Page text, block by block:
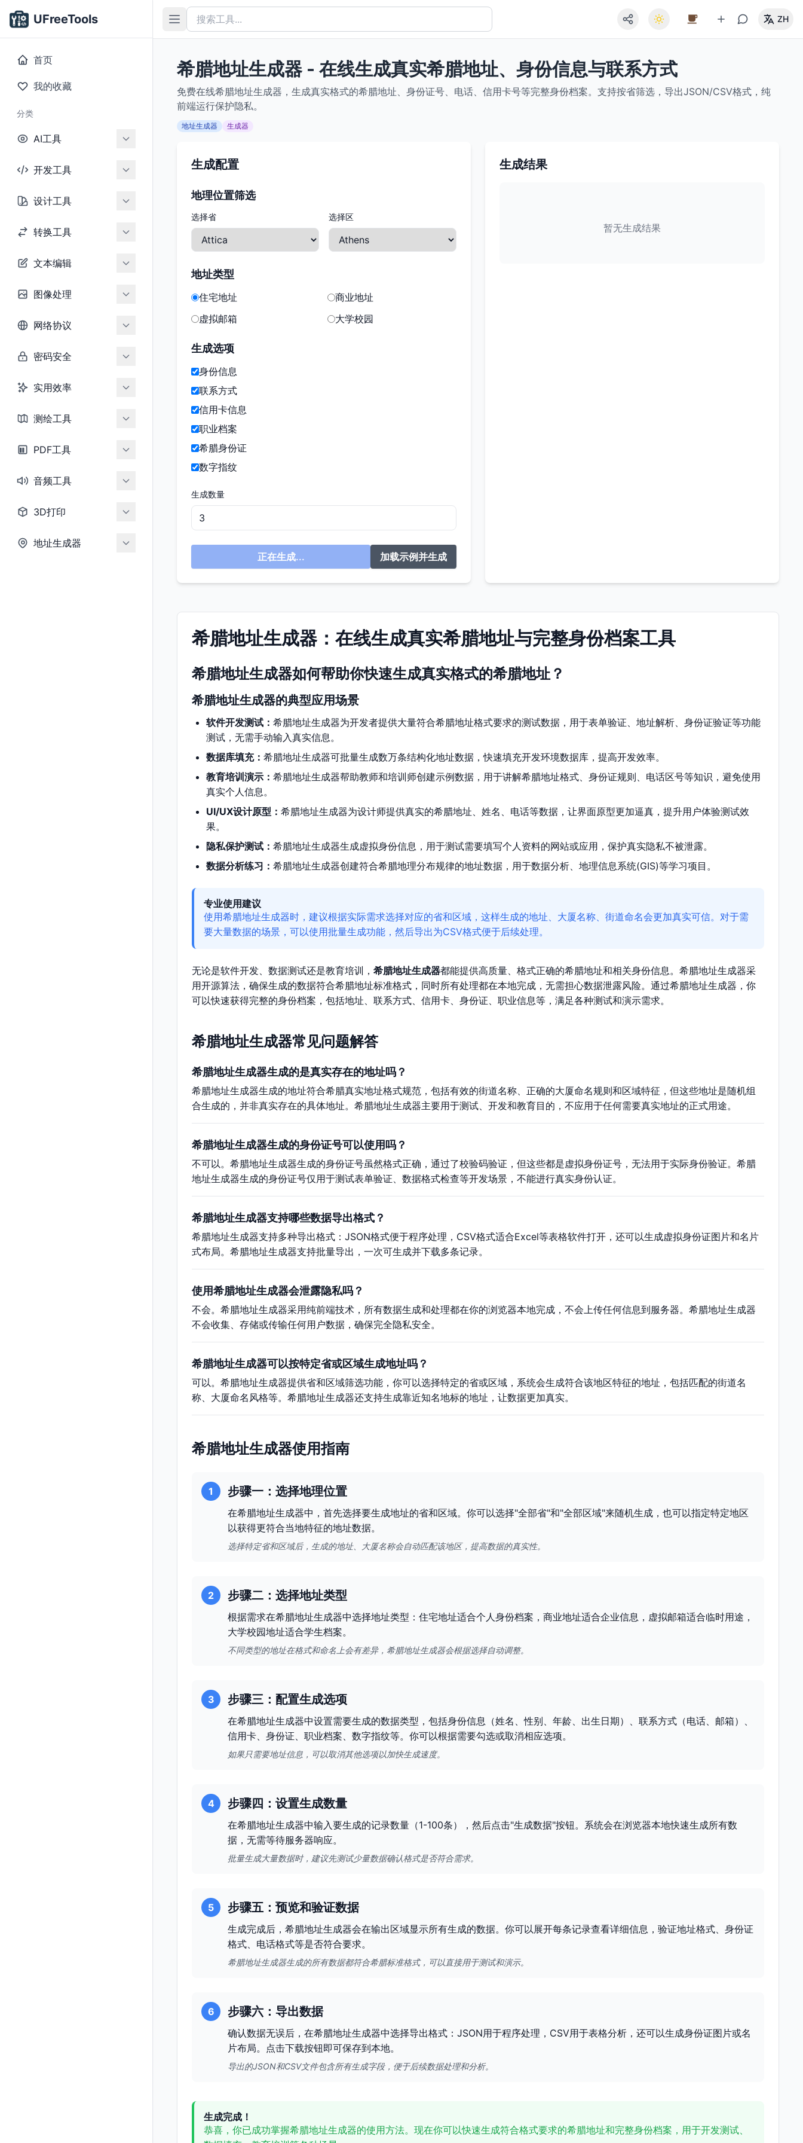
UFreeTools
首页
我的收藏
分类
AI工具
开发工具
设计工具
转换工具
文本编辑
图像处理
网络协议
密码安全
实用效率
测绘工具
PDF工具
音频工具
3D打印
地址生成器
ZH
希腊地址生成器 - 在线生成真实希腊地址、身份信息与联系方式
免费在线希腊地址生成器，生成真实格式的希腊地址、身份证号、电话、信用卡号等完整身份档案。支持按省筛选，导出JSON/CSV格式，纯
前端运行保护隐私。
地址生成器 生成器
生成配置
地理位置筛选
选择省 选择区
地址类型
住宅地址
商业地址
虚拟邮箱
大学校园
生成选项
身份信息
联系方式
信用卡信息
职业档案
希腊身份证
数字指纹
生成数量
正在生成... 加载示例并生成
生成结果
暂无生成结果
希腊地址生成器：在线生成真实希腊地址与完整身份档案工具
希腊地址生成器如何帮助你快速生成真实格式的希腊地址？
希腊地址生成器的典型应用场景
软件开发测试： 希腊地址生成器为开发者提供大量符合希腊地址格式要求的测试数据，用于表单验证、地址解析、身份证验证等功能
测试，无需手动输入真实信息。
数据库填充： 希腊地址生成器可批量生成数万条结构化地址数据，快速填充开发环境数据库，提高开发效率。
教育培训演示： 希腊地址生成器帮助教师和培训师创建示例数据，用于讲解希腊地址格式、身份证规则、电话区号等知识，避免使用
真实个人信息。
UI/UX设计原型： 希腊地址生成器为设计师提供真实的希腊地址、姓名、电话等数据，让界面原型更加逼真，提升用户体验测试效
果。
隐私保护测试： 希腊地址生成器生成虚拟身份信息，用于测试需要填写个人资料的网站或应用，保护真实隐私不被泄露。
数据分析练习： 希腊地址生成器创建符合希腊地理分布规律的地址数据，用于数据分析、地理信息系统(GIS)等学习项目。
专业使用建议
使用希腊地址生成器时，建议根据实际需求选择对应的省和区域，这样生成的地址、大厦名称、街道命名会更加真实可信。对于需
要大量数据的场景，可以使用批量生成功能，然后导出为CSV格式便于后续处理。
无论是软件开发、数据测试还是教育培训， 希腊地址生成器都能提供高质量、格式正确的希腊地址和相关身份信息。希腊地址生成器采
用开源算法，确保生成的数据符合希腊地址标准格式，同时所有处理都在本地完成，无需担心数据泄露风险。通过希腊地址生成器，你
可以快速获得完整的身份档案，包括地址、联系方式、信用卡、身份证、职业信息等，满足各种测试和演示需求。
希腊地址生成器常见问题解答
希腊地址生成器生成的是真实存在的地址吗？
希腊地址生成器生成的地址符合希腊真实地址格式规范，包括有效的街道名称、正确的大厦命名规则和区域特征，但这些地址是随机组
合生成的，并非真实存在的具体地址。希腊地址生成器主要用于测试、开发和教育目的，不应用于任何需要真实地址的正式用途。
希腊地址生成器生成的身份证号可以使用吗？
不可以。希腊地址生成器生成的身份证号虽然格式正确，通过了校验码验证，但这些都是虚拟身份证号，无法用于实际身份验证。希腊
地址生成器生成的身份证号仅用于测试表单验证、数据格式检查等开发场景，不能进行真实身份认证。
希腊地址生成器支持哪些数据导出格式？
希腊地址生成器支持多种导出格式：JSON格式便于程序处理，CSV格式适合Excel等表格软件打开，还可以生成虚拟身份证图片和名片
式布局。希腊地址生成器支持批量导出，一次可生成并下载多条记录。
使用希腊地址生成器会泄露隐私吗？
不会。希腊地址生成器采用纯前端技术，所有数据生成和处理都在你的浏览器本地完成，不会上传任何信息到服务器。希腊地址生成器
不会收集、存储或传输任何用户数据，确保完全隐私安全。
希腊地址生成器可以按特定省或区域生成地址吗？
可以。希腊地址生成器提供省和区域筛选功能，你可以选择特定的省或区域，系统会生成符合该地区特征的地址，包括匹配的街道名
称、大厦命名风格等。希腊地址生成器还支持生成靠近知名地标的地址，让数据更加真实。
希腊地址生成器使用指南
1 步骤一：选择地理位置
在希腊地址生成器中，首先选择要生成地址的省和区域。你可以选择"全部省"和"全部区域"来随机生成，也可以指定特定地区
以获得更符合当地特征的地址数据。
选择特定省和区域后，生成的地址、大厦名称会自动匹配该地区，提高数据的真实性。
2 步骤二：选择地址类型
根据需求在希腊地址生成器中选择地址类型：住宅地址适合个人身份档案，商业地址适合企业信息，虚拟邮箱适合临时用途，
大学校园地址适合学生档案。
不同类型的地址在格式和命名上会有差异，希腊地址生成器会根据选择自动调整。
3 步骤三：配置生成选项
在希腊地址生成器中设置需要生成的数据类型，包括身份信息（姓名、性别、年龄、出生日期）、联系方式（电话、邮箱）、
信用卡、身份证、职业档案、数字指纹等。你可以根据需要勾选或取消相应选项。
如果只需要地址信息，可以取消其他选项以加快生成速度。
4 步骤四：设置生成数量
在希腊地址生成器中输入要生成的记录数量（1-100条），然后点击"生成数据"按钮。系统会在浏览器本地快速生成所有数
据，无需等待服务器响应。
批量生成大量数据时，建议先测试少量数据确认格式是否符合需求。
5 步骤五：预览和验证数据
生成完成后，希腊地址生成器会在输出区域显示所有生成的数据。你可以展开每条记录查看详细信息，验证地址格式、身份证
格式、电话格式等是否符合要求。
希腊地址生成器生成的所有数据都符合希腊标准格式，可以直接用于测试和演示。
6 步骤六：导出数据
确认数据无误后，在希腊地址生成器中选择导出格式：JSON用于程序处理，CSV用于表格分析，还可以生成身份证图片或名
片布局。点击下载按钮即可保存到本地。
导出的JSON和CSV文件包含所有生成字段，便于后续数据处理和分析。
生成完成！
恭喜，你已成功掌握希腊地址生成器的使用方法。现在你可以快速生成符合格式要求的希腊地址和完整身份档案，用于开发测试、